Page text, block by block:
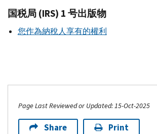
国税局 (IRS) 1 号出版物
您作為納稅人享有的權利
Page Last Reviewed or Updated: 15-Oct-2025
Share Print